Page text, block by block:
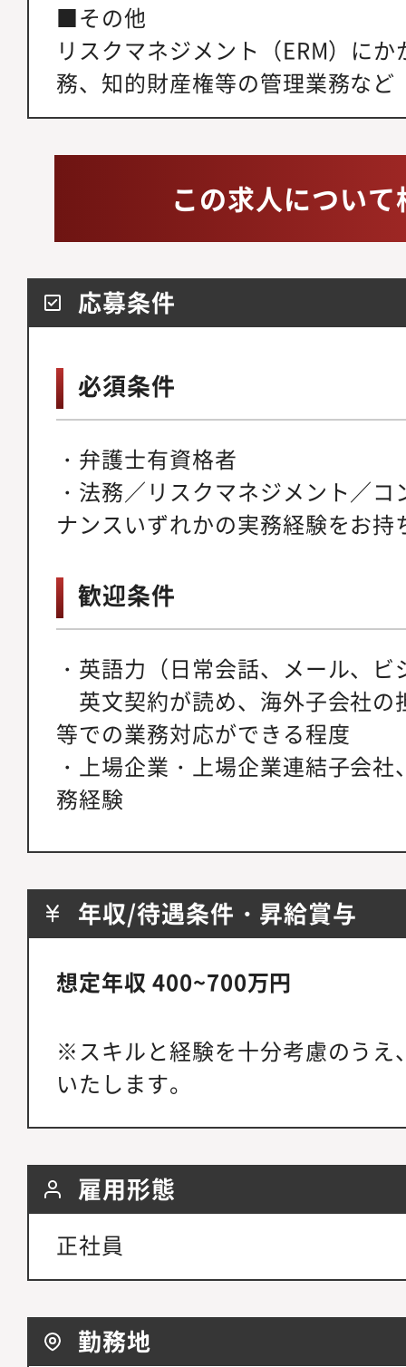
■その他
リスクマネジメント（ERM）に
務、知的財産権等の管理業務など
この求人につい
応募条件
必須条件
・弁護士有資格者
・法務／リスクマネジメント／
ナンスいずれかの実務経験をお持
歓迎条件
・英語力（日常会話、メール、ビ
英文契約が読め、海外子会社の
等での業務対応ができる程度
・上場企業・上場企業連結子会
務経験
年収/待遇条件・昇給賞与
想定年収 400~700万円
※スキルと経験を十分考慮のうえ
いたします。
雇用形態
正社員
勤務地